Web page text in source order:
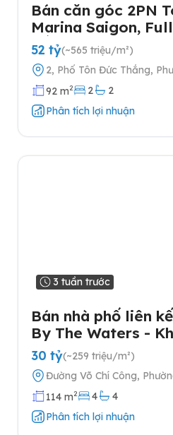
Bán căn góc 2PN
Marina Saigon,
cấp
52 tỷ(~565 triệu/m²)
2, Phố Tôn Đức Thắng,
Thành phố Hồ Chí Minh
92 m2 2
2
Phân tích lợi nhuận
3 tuần trước
Bán nhà phố liên
By The Waters -
Keppel tại Quận 2
30 tỷ(~259 triệu/m²)
Đường Võ Chí Công,
Quận 2, Thành phố Hồ Chí
114 m2 4
4
Phân tích lợi nhuận